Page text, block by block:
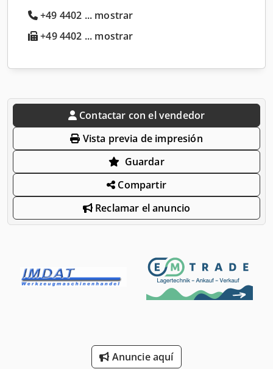
+49 4402 ... mostrar
+49 4402 ... mostrar
Contactar con el vendedor
Vista previa de impresión
Guardar
Compartir
Reclamar el anuncio
Anuncie aquí